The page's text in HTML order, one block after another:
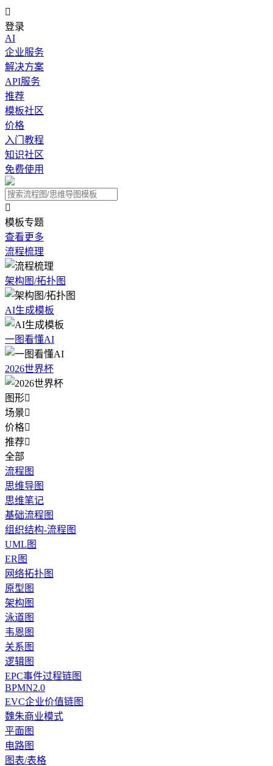

登录
AI
企业服务
解决方案
API服务
推荐
模板社区
价格
入门教程
知识社区
免费使用

模板专题
查看更多
流程梳理
架构图/拓扑图
AI生成模板
一图看懂AI
2026世界杯
图形
场景
价格
推荐
全部
流程图
思维导图
思维笔记
基础流程图
组织结构-流程图
UML图
ER图
网络拓扑图
原型图
架构图
泳道图
韦恩图
关系图
逻辑图
EPC事件过程链图
BPMN2.0
EVC企业价值链图
魏朱商业模式
平面图
电路图
图表/表格